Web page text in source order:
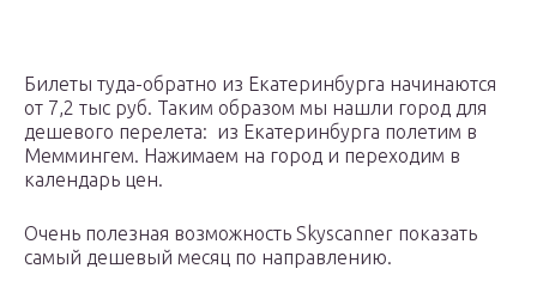
Билеты туда-обратно из Екатеринбурга начинаются
от 7,2 тыс руб. Таким образом мы нашли город для
дешевого перелета: из Екатеринбурга полетим в
Меммингем. Нажимаем на город и переходим в
календарь цен.
Очень полезная возможность Skyscanner показать
самый дешевый месяц по направлению.